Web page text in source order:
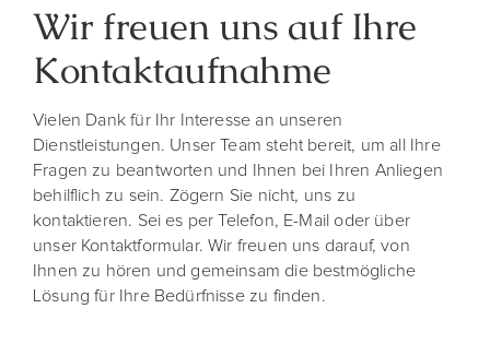
Wir freuen uns auf Ihre
Kontaktaufnahme
Vielen Dank für Ihr Interesse an unseren
Dienstleistungen. Unser Team steht bereit, um all Ihre
Fragen zu beantworten und Ihnen bei Ihren Anliegen
behilflich zu sein. Zögern Sie nicht, uns zu
kontaktieren. Sei es per Telefon, E-Mail oder über
unser Kontaktformular. Wir freuen uns darauf, von
Ihnen zu hören und gemeinsam die bestmögliche
Lösung für Ihre Bedürfnisse zu finden.